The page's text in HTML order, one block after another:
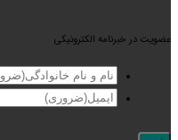
عضویت در خبرنامه الکترونیکی